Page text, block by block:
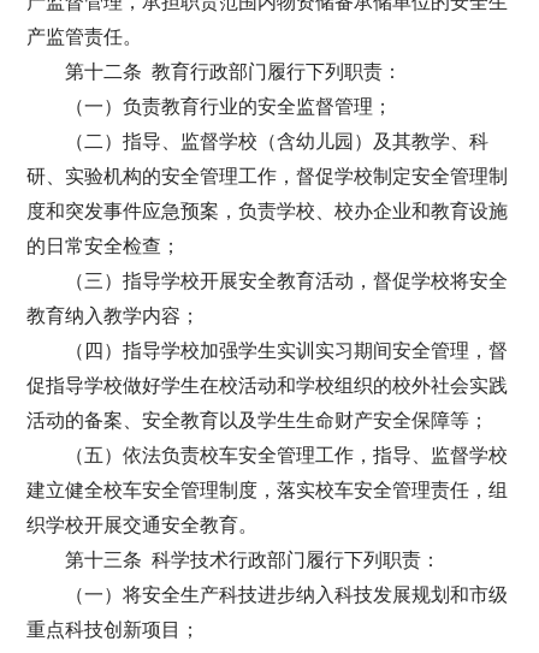
产监管责任。
第十二条 教育行政部门履行下列职责：
（一）负责教育行业的安全监督管理；
（二）指导、监督学校（含幼儿园）及其教学、科
研、实验机构的安全管理工作，督促学校制定安全管理制
度和突发事件应急预案，负责学校、校办企业和教育设施
的日常安全检查；
（三）指导学校开展安全教育活动，督促学校将安全
教育纳入教学内容；
（四）指导学校加强学生实训实习期间安全管理，督
促指导学校做好学生在校活动和学校组织的校外社会实践
活动的备案、安全教育以及学生生命财产安全保障等；
（五）依法负责校车安全管理工作，指导、监督学校
建立健全校车安全管理制度，落实校车安全管理责任，组
织学校开展交通安全教育。
第十三条 科学技术行政部门履行下列职责：
（一）将安全生产科技进步纳入科技发展规划和市级
重点科技创新项目；